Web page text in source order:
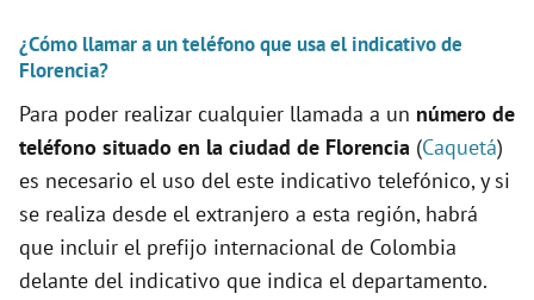
e
o
¿Cómo llamar a un teléfono que usa el indicativo de
Florencia?
Para poder realizar cualquier llamada a un número de
teléfono situado en la ciudad de Florencia (Caquetá)
es necesario el uso del este indicativo telefónico, y si
se realiza desde el extranjero a esta región, habrá
que incluir el prefijo internacional de Colombia
delante del indicativo que indica el departamento.